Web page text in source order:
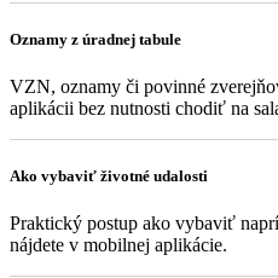
Oznamy z úradnej tabule
VZN, oznamy či povinné
aplikácii bez nutnosti chodiť na
Ako vybaviť životné udalosti
Praktický postup ako vybaviť
nájdete v mobilnej aplikácie.